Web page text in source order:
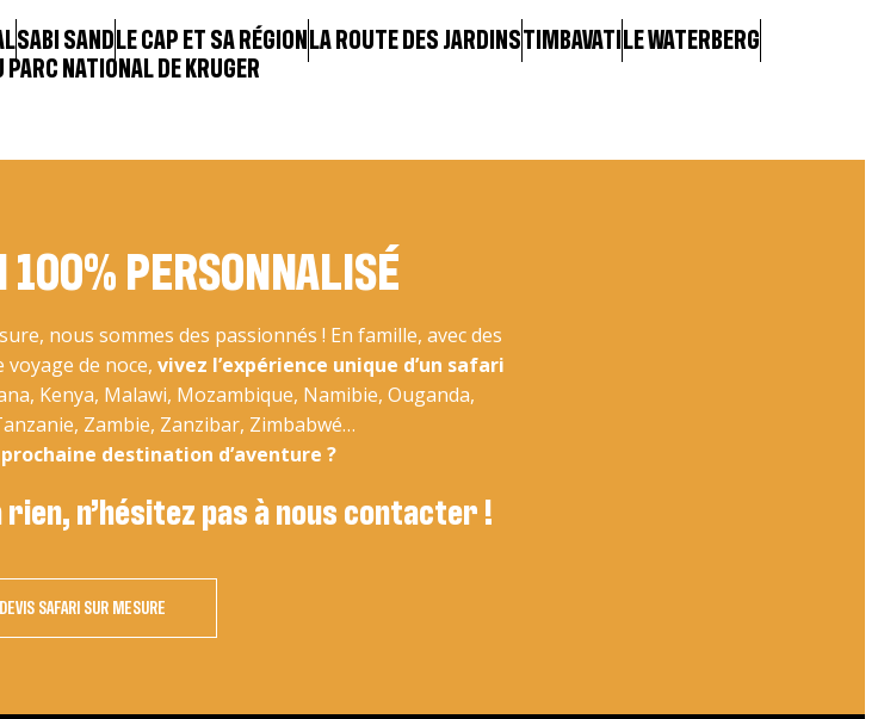
SABI SAND LE CAP ET SA RÉGION LA ROUTE DES JARDINSTIMBAVATI LE WATERBERG
PARC NATIONAL DE KRUGER
100% PERSONNALISÉ
nous sommes des passionnés ! En famille, avec des
de noce, vivez l’expérience unique d’un safari
Kenya, Malawi, Mozambique, Namibie, Ouganda,
Zambie, Zanzibar, Zimbabwé…
destination d’aventure ?
rien, n’hésitez pas à nous contacter !
DEVIS SAFARI SUR MESURE